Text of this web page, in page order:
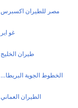
مصر للطيران اكسبرس
غو اير
طيران الخليج
الخطوط الجوية البريطانية
الطيران العماني